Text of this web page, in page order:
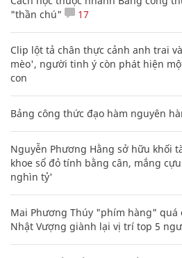
"thần chú"
17
Clip lột tả chân thực cảnh anh trai
mèo', người tinh ý còn phát hiện
con
Bảng công thức đạo hàm nguyên
Nguyễn Phương Hằng sở hữu khối
khoe sổ đỏ tính bằng cân, mắng
nghìn tỷ'
Mai Phương Thúy "phím hàng" quá
Nhật Vượng giành lại vị trí top 5